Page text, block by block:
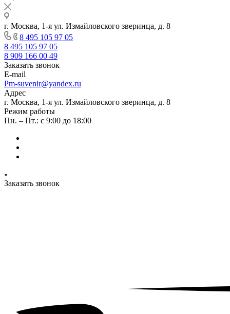
г. Москва, 1-я ул. Измайловского зверинца, д. 8
8 495 105 97 05
8 495 105 97 05
8 909 166 00 49
Заказать звонок
E-mail
Pm-suvenir@yandex.ru
Адрес
г. Москва, 1-я ул. Измайловского зверинца, д. 8
Режим работы
Пн. – Пт.: с 9:00 до 18:00
Заказать звонок